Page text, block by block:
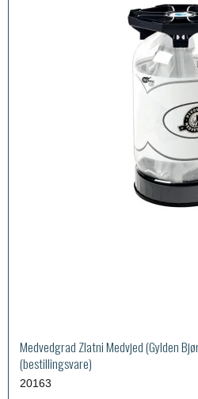
Medvedgrad Zlatni Medvjed (Gylden
(bestillingsvare)
20163